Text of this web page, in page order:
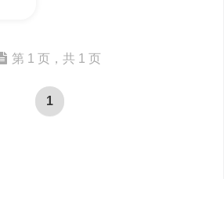
第 1 页，共 1 页
1